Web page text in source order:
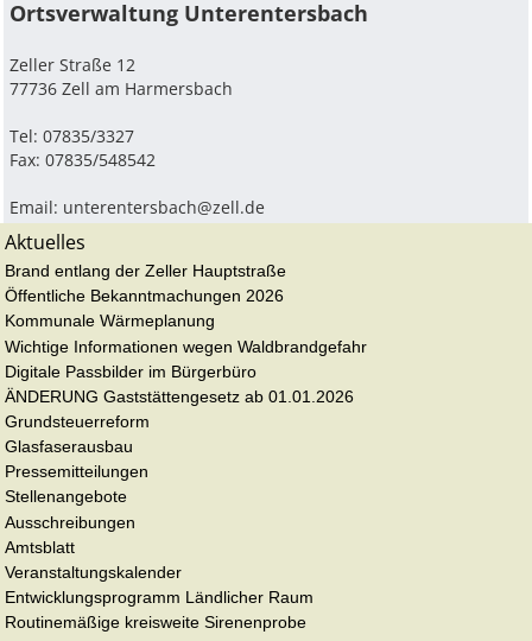
Ortsverwaltung Unterentersbach
Zeller Straße 12
77736 Zell am Harmersbach
Tel: 07835/3327
Fax: 07835/548542
Email: unterentersbach@zell.de
Aktuelles
Brand entlang der Zeller Hauptstraße
Öffentliche Bekanntmachungen 2026
Kommunale Wärmeplanung
Wichtige Informationen wegen Waldbrandgefahr
Digitale Passbilder im Bürgerbüro
ÄNDERUNG Gaststättengesetz ab 01.01.2026
Grundsteuerreform
Glasfaserausbau
Pressemitteilungen
Stellenangebote
Ausschreibungen
Amtsblatt
Veranstaltungskalender
Entwicklungsprogramm Ländlicher Raum
Routinemäßige kreisweite Sirenenprobe